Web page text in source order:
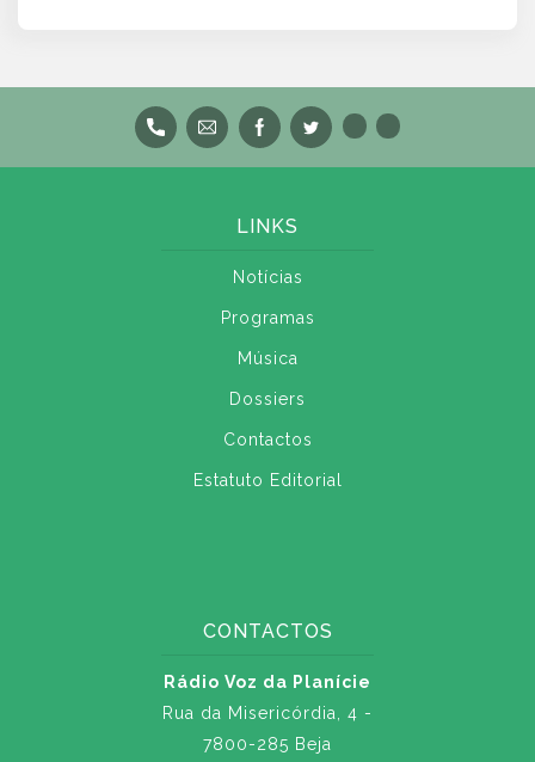
LINKS
Notícias
Programas
Música
Dossiers
Contactos
Estatuto Editorial
CONTACTOS
Rádio Voz da Planície
Rua da Misericórdia, 4 -
7800-285 Beja